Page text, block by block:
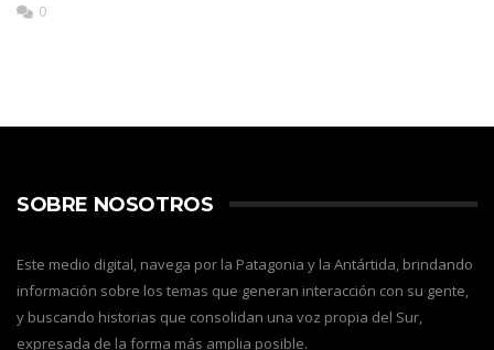
0
SOBRE NOSOTROS
Este medio digital, navega por la Patagonia y la Antártida, brindando
información sobre los temas que generan interacción con su gente,
y buscando historias que consolidan una voz propia del Sur,
expresada de la forma más amplia posible.